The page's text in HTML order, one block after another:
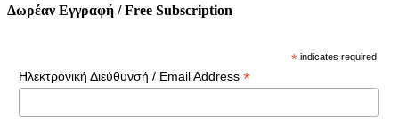
Δωρέαν Εγγραφή / Free Subscription
* indicates required
Ηλεκτρονική Διεύθυνσή / Email Address *